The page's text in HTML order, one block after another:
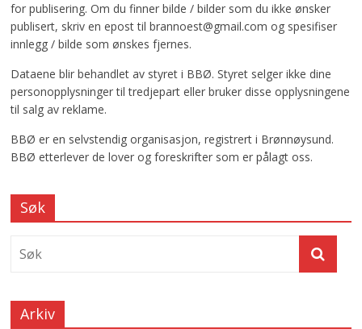
for publisering. Om du finner bilde / bilder som du ikke ønsker
publisert, skriv en epost til brannoest@gmail.com og spesifiser
innlegg / bilde som ønskes fjernes.
Dataene blir behandlet av styret i BBØ. Styret selger ikke dine
personopplysninger til tredjepart eller bruker disse opplysningene
til salg av reklame.
BBØ er en selvstendig organisasjon, registrert i Brønnøysund.
BBØ etterlever de lover og foreskrifter som er pålagt oss.
Søk
Arkiv